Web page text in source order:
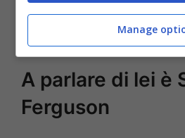
A parlare di lei è
Ferguson
Manage